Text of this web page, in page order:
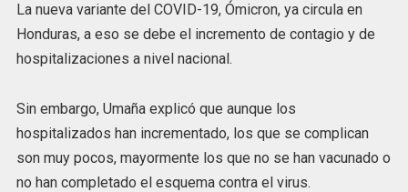
La nueva variante del COVID-19, Ómicron, ya circula en
Honduras, a eso se debe el incremento de contagio y de
hospitalizaciones a nivel nacional.
Sin embargo, Umaña explicó que aunque los
hospitalizados han incrementado, los que se complican
son muy pocos, mayormente los que no se han vacunado o
no han completado el esquema contra el virus.